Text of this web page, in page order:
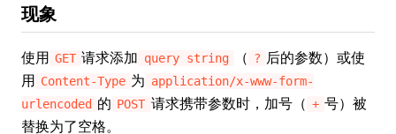
现象
使用 GET 请求添加 query string （ ? 后的参数）或使
用
Content-Type 为 application/x-www-form-
urlencoded 的 POST 请求携带参数时，加号（ + 号）被
替换为了空格。